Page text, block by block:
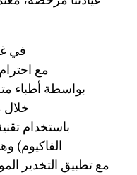
🏥
🔒 مع
👩‍⚕️ بواسطة
⏱️ خلال
الفاكيوم)